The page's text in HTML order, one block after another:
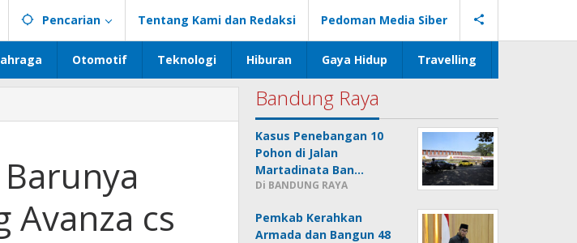
Pencarian Tentang Kami dan Redaksi Pedoman Media Siber
Otomotif Teknologi Hiburan Gaya Hidup Travelling
Avanza cs
Bandung Raya
Kasus Penebangan 10
Pohon di Jalan
Martadinata Ban…
Di BANDUNG RAYA
Pemkab Kerahkan
Armada dan Bangun 48